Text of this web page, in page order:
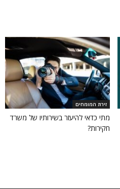
זירת המומחים
מתי כדאי להיעזר בשירותיו של משרד
חקירות?